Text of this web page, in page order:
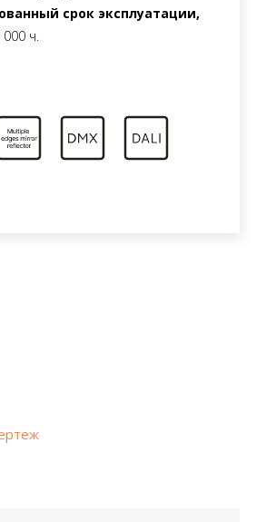
срок эксплуатации,
ч.